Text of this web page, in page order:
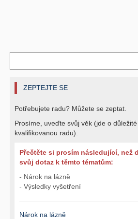
ZEPTEJTE SE
Potřebujete radu? Můžete se zeptat.
Prosíme, uveďte svůj věk (jde o
kvalifikovanou radu).
Přečtěte si prosím následující, než
svůj dotaz k těmto tématům:
- Nárok na lázně
- Výsledky vyšetření
Nárok na lázně